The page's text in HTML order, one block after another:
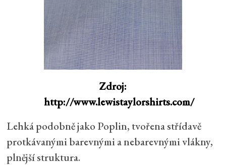
Zdroj:
http://www.lewistaylorshirts.com/
Lehká podobně jako Poplin, tvořena střídavě
protkávanými barevnými a nebarevnými vlákny,
plnější struktura.